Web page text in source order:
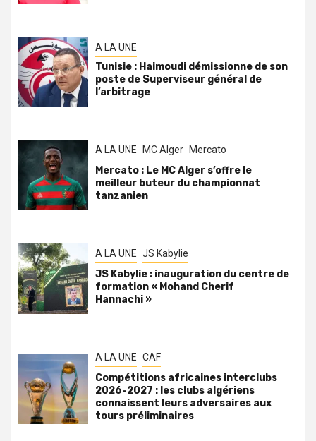
A LA UNE
Tunisie : Haimoudi démissionne de son
poste de Superviseur général de
l’arbitrage
A LA UNE MC Alger Mercato
Mercato : Le MC Alger s’offre le
meilleur buteur du championnat
tanzanien
A LA UNE JS Kabylie
JS Kabylie : inauguration du centre de
formation « Mohand Cherif
Hannachi »
A LA UNE CAF
Compétitions africaines interclubs
2026-2027 : les clubs algériens
connaissent leurs adversaires aux
tours préliminaires